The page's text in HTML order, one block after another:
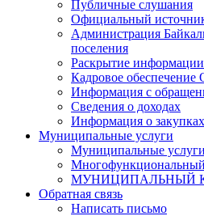
Публичные слушания
Официальный
Администрация
поселения
Раскрытие
Кадровое
Информация с
Сведения о доходах
Информация о закупках
Муниципальные услуги
Муниципальные услуги
МУНИЦИПАЛЬНЫЙ
Обратная связь
Написать письмо